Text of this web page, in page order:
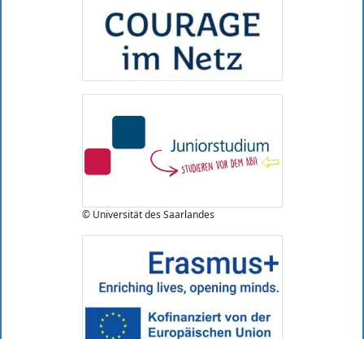
© Universität des Saarlandes